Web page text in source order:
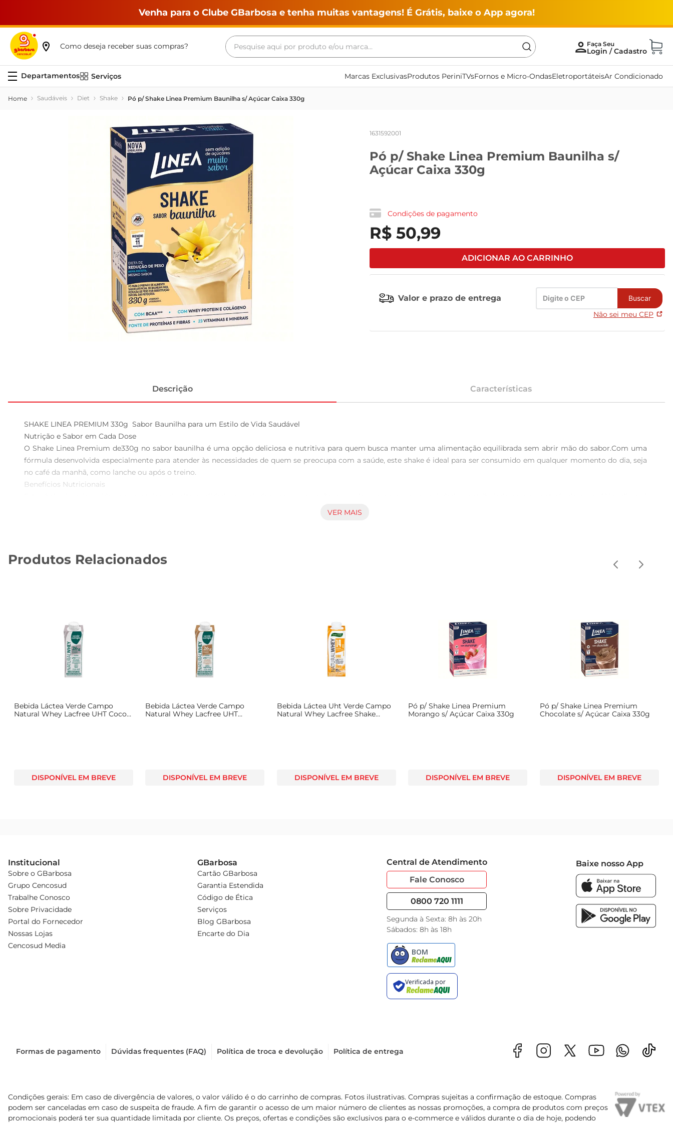
Venha para o Clube GBarbosa e tenha muitas vantagens! É Grátis, baixe o App agora!
Como deseja receber suas compras?
Pesquise aqui por produto e/ou marca...
Serviços Marcas ExclusivasProdutos PeriniTVsFornos e Micro-OndasEletroportáteisAr Condicionado
Saudáveis Diet Shake Pó p/ Shake Linea Premium Baunilha s/ Açúcar Caixa 330g
1631592001
Pó p/ Shake Linea Premium Baunilha s/
Açúcar Caixa 330g
Condições de pagamento
R$ 50,99
ADICIONAR AO CARRINHO
Valor e prazo de entrega Buscar
Não sei meu CEP
Descrição Características
SHAKE LINEA PREMIUM 330g  Sabor Baunilha para um Estilo de Vida Saudável
Nutrição e Sabor em Cada Dose
O Shake Linea Premium de330g no sabor baunilha é uma opção deliciosa e nutritiva para quem busca manter uma alimentação equilibrada sem abrir mão do sabor.Com uma
fórmula desenvolvida especialmente para atender às necessidades de quem se preocupa com a saúde, este shake é ideal para ser consumido em qualquer momento do dia, seja
no café da manhã, como lanche ou após o treino.
Benefícios Nutricionais
uma fonte de vitaminas e minerais essenciais que auxiliam no funcionamento adequado do organismo, tornandose uma excelente escolha para quem busca um suporte
uma bebida cremosa e saborosa. Você também pode adicionar frutas ou outros ingredientes para personalizar ainda maissua experiência, tornando cada porção única e
VER MAIS
Produtos Relacionados
Bebida Láctea Verde Campo
Natural Whey Lacfree UHT Coco
DISPONÍVEL EM BREVE
Bebida Láctea Verde Campo
Natural Whey Lacfree UHT
DISPONÍVEL EM BREVE
Bebida Láctea Uht Verde Campo
Natural Whey Lacfree Shake
DISPONÍVEL EM BREVE
Pó p/ Shake Linea Premium
Morango s/ Açúcar Caixa 330g
DISPONÍVEL EM BREVE
Pó p/ Shake Linea Premium
Chocolate s/ Açúcar Caixa 330g
DISPONÍVEL EM BREVE
Institucional
Sobre o GBarbosa
Grupo Cencosud
Trabalhe Conosco
Sobre Privacidade
Portal do Fornecedor
Nossas Lojas
Cencosud Media
GBarbosa
Cartão GBarbosa
Garantia Estendida
Código de Ética
Serviços
Blog GBarbosa
Encarte do Dia
Central de Atendimento
Fale Conosco
0800 720 1111
Segunda à Sexta: 8h às 20h
Sábados: 8h às 18h
Baixe nosso App
Formas de pagamento Dúvidas frequentes (FAQ) Política de troca e devolução Política de entrega
Condições gerais: Em caso de divergência de valores, o valor válido é o do carrinho de compras. Fotos ilustrativas. Compras sujeitas a confirmação de estoque. Compras
podem ser canceladas em caso de suspeita de fraude. A fim de garantir o acesso de um maior número de clientes as nossas promoções, a compra de produtos com preços
promocionais poderá ter sua quantidade limitada por cliente. Os preços, ofertas e condições são exclusivos para o e-commerce e válidos durante o dia de hoje, podendo
Termos mais buscados
maquina lavar
café
frango
vinho
leite
tv